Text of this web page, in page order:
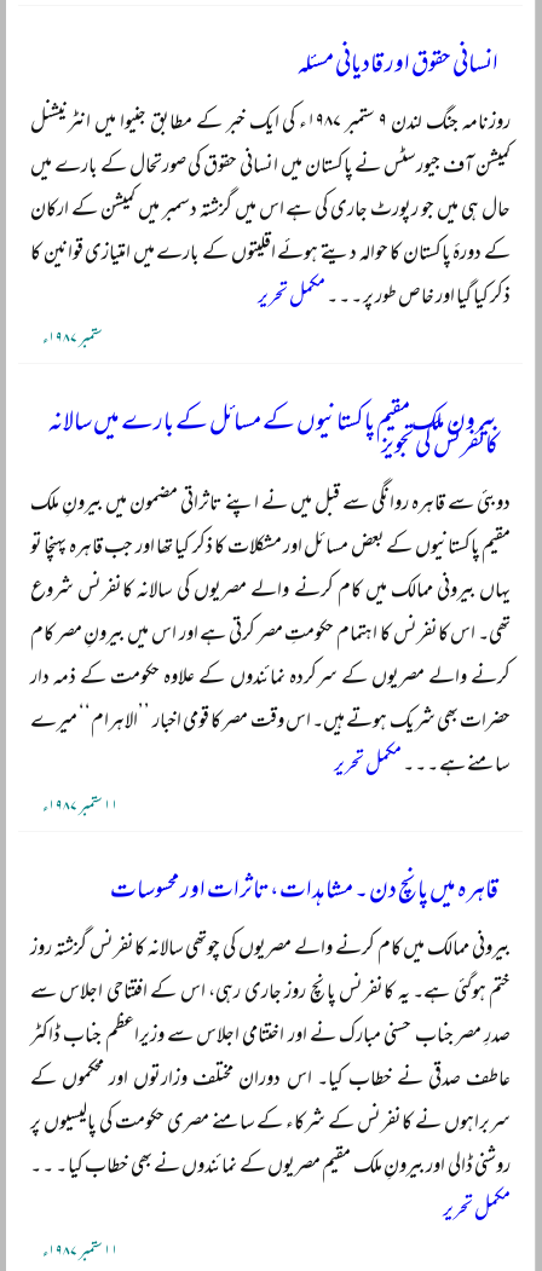
انسانی حقوق اور قادیانی مسئلہ
روزنامہ جنگ لندن ۹ ستمبر ۱۹۸۷ء کی ایک خبر کے مطابق جنیوا میں انٹرنیشنل
کمیشن آف جیورسٹس نے پاکستان میں انسانی حقوق کی صورتحال کے بارے میں
حال ہی میں جو رپورٹ جاری کی ہے اس میں گزشتہ دسمبر میں کمیشن کے ارکان
کے دورۂ پاکستان کا حوالہ دیتے ہوئے اقلیتوں کے بارے میں امتیازی قوانین کا
ذکر کیا گیا اور خاص طور پر ۔ ۔ ۔ مکمل تحریر
ستمبر ۱۹۸۷ء
بیرون ملک مقیم پاکستانیوں کے مسائل کے بارے میں سالانہ
کانفرنس کی تجویز
دوبئی سے قاہرہ روانگی سے قبل میں نے اپنے تاثراتی مضمون میں بیرونِ ملک
مقیم پاکستانیوں کے بعض مسائل اور مشکلات کا ذکر کیا تھا اور جب قاہرہ پہنچا تو
یہاں بیرونی ممالک میں کام کرنے والے مصریوں کی سالانہ کانفرنس شروع
تھی۔ اس کانفرنس کا اہتمام حکومتِ مصر کرتی ہے اور اس میں بیرونِ مصر کام
کرنے والے مصریوں کے سرکردہ نمائندوں کے علاوہ حکومت کے ذمہ دار
حضرات بھی شریک ہوتے ہیں۔ اس وقت مصر کا قومی اخبار ’’الاہرام‘‘ میرے
سامنے ہے ۔ ۔ ۔ مکمل تحریر
۱۱ ستمبر ۱۹۸۷ء
قاہرہ میں پانچ دن ۔ مشاہدات، تاثرات اور محسوسات
بیرونی ممالک میں کام کرنے والے مصریوں کی چوتھی سالانہ کانفرنس گزشتہ روز
ختم ہوگئی ہے۔ یہ کانفرنس پانچ روز جاری رہی، اس کے افتتاحی اجلاس سے
صدرِ مصر جناب حسنی مبارک نے اور اختتامی اجلاس سے وزیراعظم جناب ڈاکٹر
عاطف صدقی نے خطاب کیا۔ اس دوران مختلف وزارتوں اور محکموں کے
سربراہوں نے کانفرنس کے شرکاء کے سامنے مصری حکومت کی پالیسیوں پر
روشنی ڈالی اور بیرونِ ملک مقیم مصریوں کے نمائندوں نے بھی خطاب کیا ۔ ۔ ۔
مکمل تحریر
۱۱ ستمبر ۱۹۸۷ء